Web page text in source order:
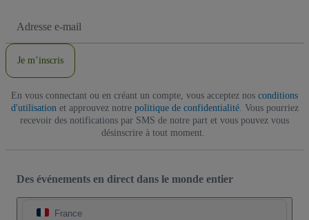
e-
Je m’inscris
En vous connectant ou en créant un compte, vous acceptez nos conditions
d'utilisationet approuvez notre politique de confidentialité. Vous pourriez
recevoir des notifications par SMS de notre part et vous pouvez vous
désinscrire à tout moment.
Des événements en direct dans le monde entier
France